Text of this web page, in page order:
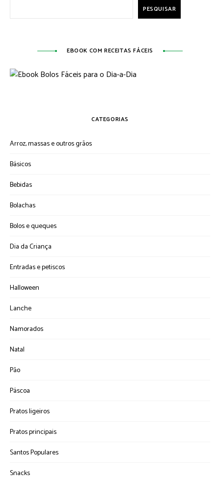
PESQUISAR
EBOOK COM RECEITAS FÁCEIS
CATEGORIAS
Arroz, massas e outros grãos
Básicos
Bebidas
Bolachas
Bolos e queques
Dia da Criança
Entradas e petiscos
Halloween
Lanche
Namorados
Natal
Pão
Páscoa
Pratos ligeiros
Pratos principais
Santos Populares
Snacks